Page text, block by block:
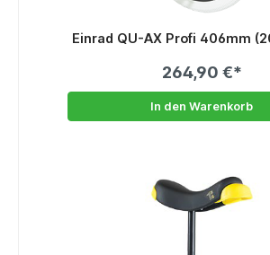
Einrad QU-AX Profi 406mm
264,90 €*
In den Warenkorb